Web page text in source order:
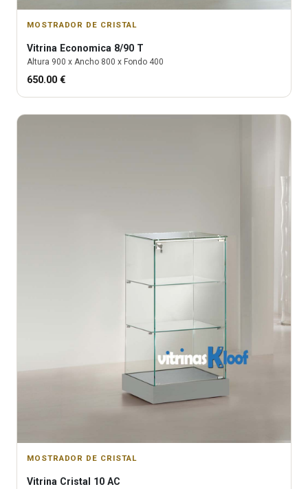
MOSTRADOR DE CRISTAL
Vitrina Economica 8/90 T
Altura 900 x Ancho 800 x Fondo 400
650.00 €
MOSTRADOR DE CRISTAL
Vitrina Cristal 10 AC